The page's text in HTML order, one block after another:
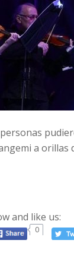
a
and like us:
0